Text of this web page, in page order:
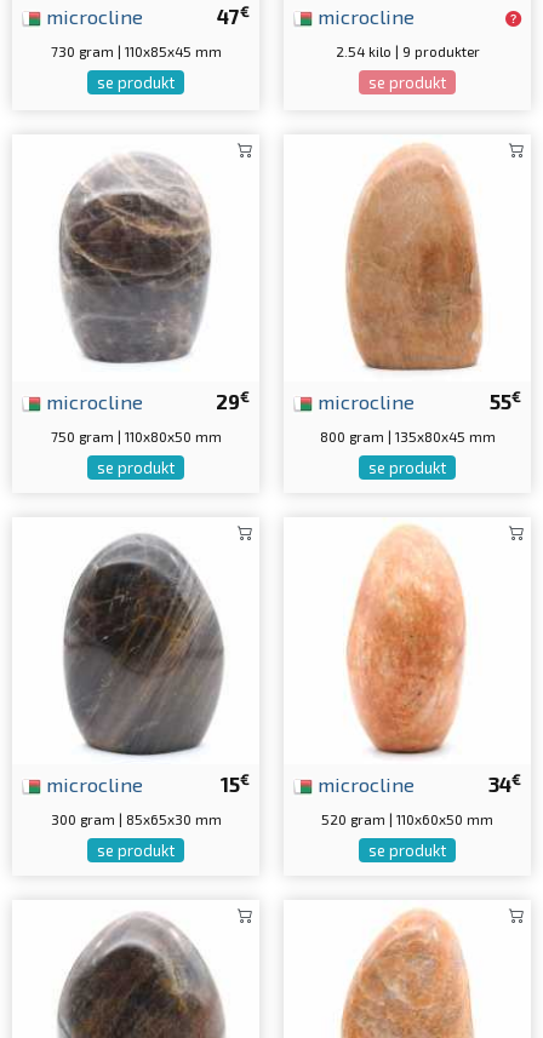
47€
microcline
730 gram | 110x85x45 mm
se produkt
microcline
2.54 kilo | 9 produkter
se produkt
29€
microcline
750 gram | 110x80x50 mm
se produkt
55€
microcline
800 gram | 135x80x45 mm
se produkt
15€
microcline
300 gram | 85x65x30 mm
se produkt
34€
microcline
520 gram | 110x60x50 mm
se produkt